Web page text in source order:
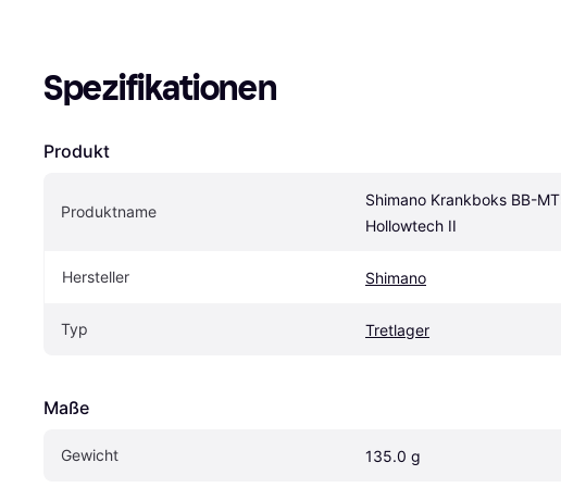
Spezifikationen
Produkt
Produktname
Shimano Krankboks BB-
Hollowtech II
Hersteller Shimano
Typ Tretlager
Maße
Gewicht 135.0 g